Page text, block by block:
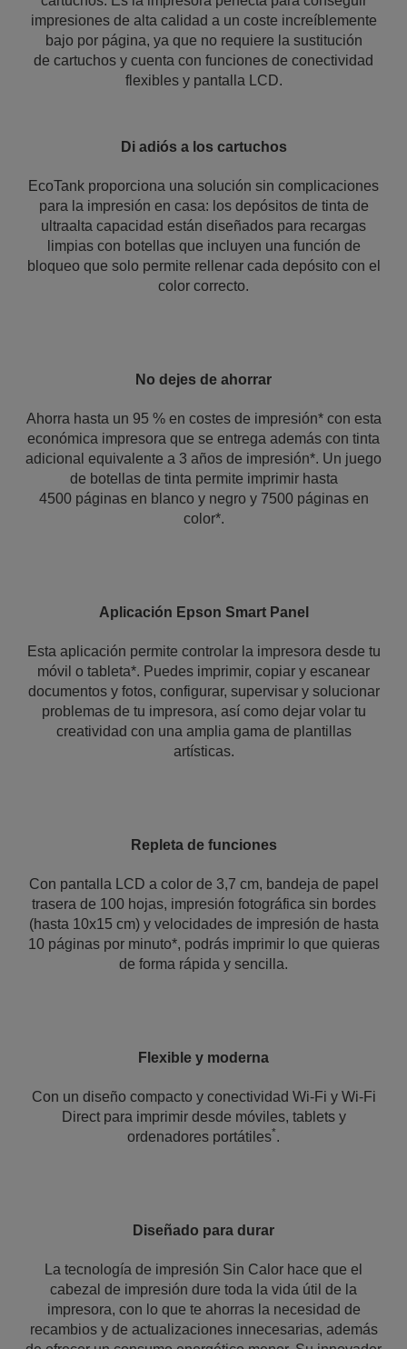
impresiones de alta calidad a un coste increíblemente
bajo por página, ya que no requiere la sustitución
de cartuchos y cuenta con funciones de conectividad
flexibles y pantalla LCD.
Di adiós a los cartuchos
EcoTank proporciona una solución sin complicaciones
para la impresión en casa: los depósitos de tinta de
ultraalta capacidad están diseñados para recargas
limpias con botellas que incluyen una función de
bloqueo que solo permite rellenar cada depósito con el
color correcto.
No dejes de ahorrar
Ahorra hasta un 95 % en costes de impresión* con esta
económica impresora que se entrega además con tinta
adicional equivalente a 3 años de impresión*. Un juego
de botellas de tinta permite imprimir hasta
4500 páginas en blanco y negro y 7500 páginas en
color*.
Aplicación Epson Smart Panel
Esta aplicación permite controlar la impresora desde tu
móvil o tableta*. Puedes imprimir, copiar y escanear
documentos y fotos, configurar, supervisar y solucionar
problemas de tu impresora, así como dejar volar tu
creatividad con una amplia gama de plantillas
artísticas.
Repleta de funciones
Con pantalla LCD a color de 3,7 cm, bandeja de papel
trasera de 100 hojas, impresión fotográfica sin bordes
(hasta 10x15 cm) y velocidades de impresión de hasta
10 páginas por minuto*, podrás imprimir lo que quieras
de forma rápida y sencilla.
Flexible y moderna
Con un diseño compacto y conectividad Wi-Fi y Wi-Fi
Direct para imprimir desde móviles, tablets y
ordenadores portátiles*.
Diseñado para durar
La tecnología de impresión Sin Calor hace que el
cabezal de impresión dure toda la vida útil de la
impresora, con lo que te ahorras la necesidad de
recambios y de actualizaciones innecesarias, además